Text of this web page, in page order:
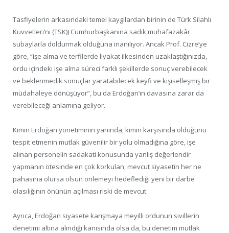
Tasfiyelerin arkasındaki temel kaygılardan birinin de Türk Silahlı
Kuvvetleri’ni (TSK)) Cumhurbaşkanına sadık muhafazakâr
subaylarla doldurmak olduğuna inanılıyor. Ancak Prof. Cizre’ye
göre, “işe alma ve terfilerde liyakat ilkesinden uzaklaştığınızda,
ordu içindeki işe alma süreci farklı şekillerde sonuç verebilecek
ve beklenmedik sonuçlar yaratabilecek keyfi ve kişiselleşmiş bir
müdahaleye dönüşüyor”, bu da Erdoğan’ın davasına zarar da
verebileceği anlamına geliyor.
Kimin Erdoğan yönetiminin yanında, kimin karşısında olduğunu
tespit etmenin mutlak güvenilir bir yolu olmadığına göre, işe
alınan personelin sadakati konusunda yanlış değerlendir
yapmanın ötesinde en çok korkulan, mevcut siyasetin her ne
pahasına olursa olsun önlemeyi hedeflediği yeni bir darbe
olasılığının önünün açılması riski de mevcut.
Ayrıca, Erdoğan siyasete karışmaya meyilli ordunun sivillerin
denetimi altına alındığı kanısında olsa da, bu denetim mutlak